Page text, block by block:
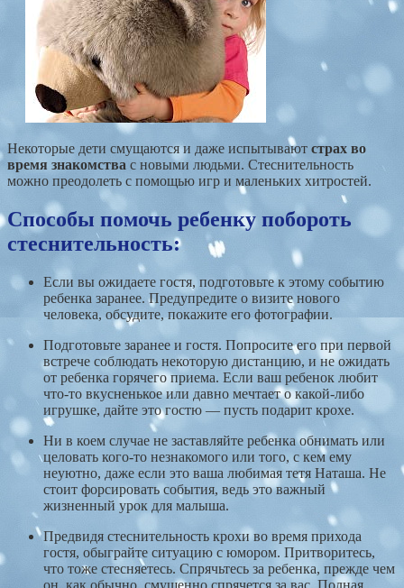
Некоторые дети смущаются и даже испытывают страх во
время знакомства с новыми людьми. Стеснительность
можно преодолеть с помощью игр и маленьких хитростей.
Способы помочь ребенку побороть
стеснительность:
Если вы ожидаете гостя, подготовьте к этому событию
ребенка заранее. Предупредите о визите нового
человека, обсудите, покажите его фотографии.
Подготовьте заранее и гостя. Попросите его при первой
встрече соблюдать некоторую дистанцию, и не ожидать
от ребенка горячего приема. Если ваш ребенок любит
что-то вкусненькое или давно мечтает о какой-либо
игрушке, дайте это гостю — пусть подарит крохе.
Ни в коем случае не заставляйте ребенка обнимать или
целовать кого-то незнакомого или того, с кем ему
неуютно, даже если это ваша любимая тетя Наташа. Не
стоит форсировать события, ведь это важный
жизненный урок для малыша.
Предвидя стеснительность крохи во время прихода
гостя, обыграйте ситуацию с юмором. Притворитесь,
что тоже стесняетесь. Спрячьтесь за ребенка, прежде чем
он, как обычно, смущенно спрячется за вас. Полная